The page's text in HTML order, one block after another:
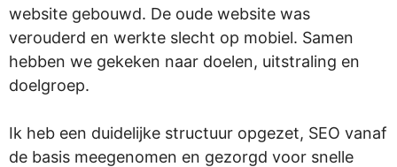
website gebouwd. De oude website was
verouderd en werkte slecht op mobiel. Samen
hebben we gekeken naar doelen, uitstraling en
doelgroep.
Ik heb een duidelijke structuur opgezet, SEO vanaf
de basis meegenomen en gezorgd voor snelle